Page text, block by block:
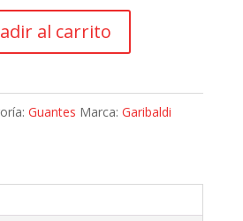
€.178,48 €.
al carrito
Guantes Marca: Garibaldi